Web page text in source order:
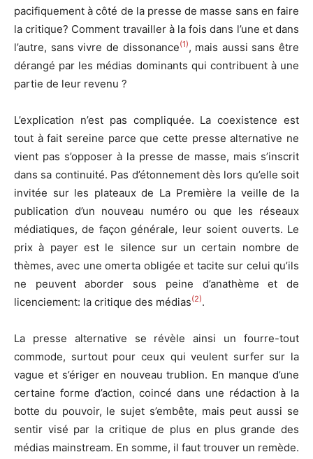
pacifiquement à côté de la presse de masse sans en faire
la critique? Comment travailler à la fois dans l’une et dans
l’autre, sans vivre de dissonance(1), mais aussi sans être
dérangé par les médias dominants qui contribuent à une
partie de leur revenu ?
L’explication n’est pas compliquée. La coexistence est
tout à fait sereine parce que cette presse alternative ne
vient pas s’opposer à la presse de masse, mais s’inscrit
dans sa continuité. Pas d’étonnement dès lors qu’elle soit
invitée sur les plateaux de La Première la veille de la
publication d’un nouveau numéro ou que les réseaux
médiatiques, de façon générale, leur soient ouverts. Le
prix à payer est le silence sur un certain nombre de
thèmes, avec une omerta obligée et tacite sur celui qu’ils
ne peuvent aborder sous peine d’anathème et de
licenciement: la critique des médias(2).
La presse alternative se révèle ainsi un fourre-tout
commode, surtout pour ceux qui veulent surfer sur la
vague et s’ériger en nouveau trublion. En manque d’une
certaine forme d’action, coincé dans une rédaction à la
botte du pouvoir, le sujet s’embête, mais peut aussi se
sentir visé par la critique de plus en plus grande des
médias mainstream. En somme, il faut trouver un remède.